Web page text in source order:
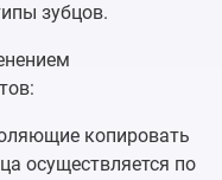
зубцов.
копировать
осуществляется по